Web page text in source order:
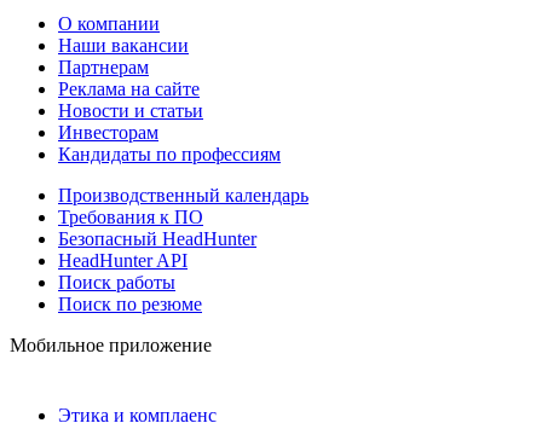
О компании
Наши вакансии
Партнерам
Реклама на сайте
Новости и статьи
Инвесторам
Кандидаты по профессиям
Производственный календарь
Требования к ПО
Безопасный HeadHunter
HeadHunter API
Поиск работы
Поиск по резюме
Мобильное приложение
Этика и комплаенс